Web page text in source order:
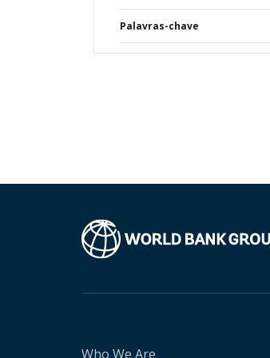
Palavras-chave
Who We Are